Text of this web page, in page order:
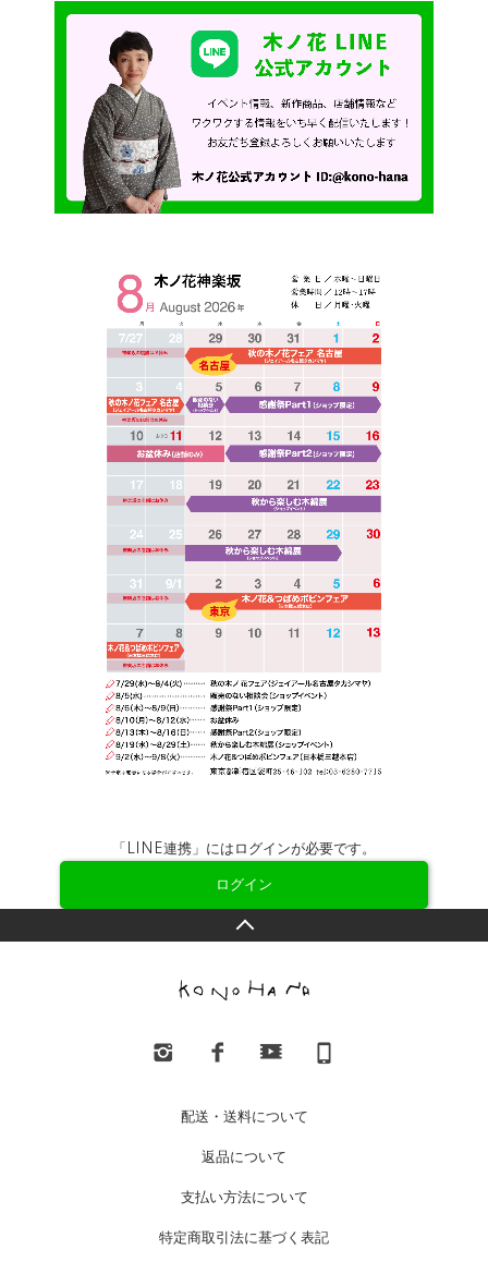
「LINE連携」にはログインが必要です。
ログイン
配送・送料について
返品について
支払い方法について
特定商取引法に基づく表記